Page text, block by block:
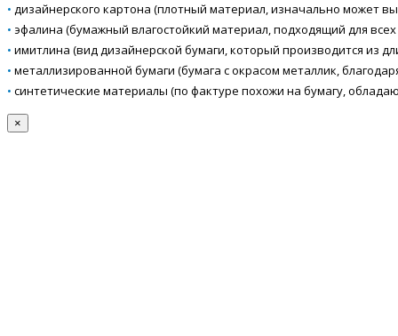
• дизайнерского картона (плотный материал, изначально может
• эфалина (бумажный влагостойкий материал, подходящий для
• имитлина (вид дизайнерской бумаги, который производится из
• металлизированной бумаги (бумага с окрасом металлик,
• синтетические материалы (по фактуре похожи на бумагу,
×